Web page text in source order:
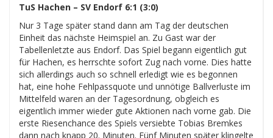
TuS Hachen – SV Endorf 6:1 (3:0)
Nur 3 Tage später stand dann am Tag der deutschen
Einheit das nächste Heimspiel an. Zu Gast war der
Tabellenletzte aus Endorf. Das Spiel begann eigentlich gut
für Hachen, es herrschte sofort Zug nach vorne. Dies hatte
sich allerdings auch so schnell erledigt wie es begonnen
hat, eine hohe Fehlpassquote und unnötige Ballverluste im
Mittelfeld waren an der Tagesordnung, obgleich es
eigentlich immer wieder gute Aktionen nach vorne gab. Die
erste Riesenchance des Spiels versiebte Tobias Bremkes
dann nach knapp 20. Minuten. Fünf Minuten später klingelte